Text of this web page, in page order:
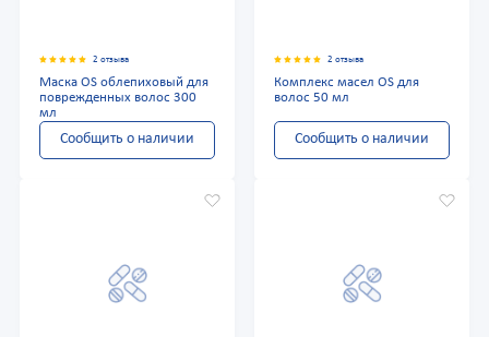
2 отзыва
Маска OS облепиховый для
поврежденных волос 300
мл
Сообщить о наличии
2 отзыва
Комплекс масел OS для
волос 50 мл
Сообщить о наличии